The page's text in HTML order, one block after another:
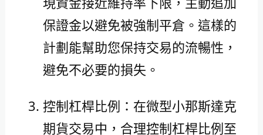
保證金以避免被強制平倉。這樣的
計劃能幫助您保持交易的流暢性，
避免不必要的損失。
控制杠桿比例：在微型小那斯達克
期貨交易中，合理控制杠桿比例至